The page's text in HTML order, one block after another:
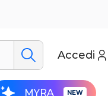
Accedi
MYRA